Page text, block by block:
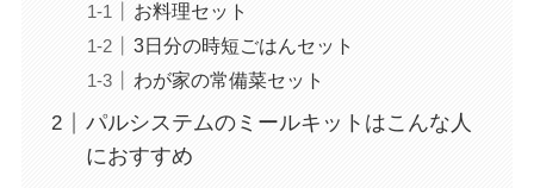
お料理セット
3日分の時短ごはんセット
わが家の常備菜セット
パルシステムのミールキットはこんな人
におすすめ